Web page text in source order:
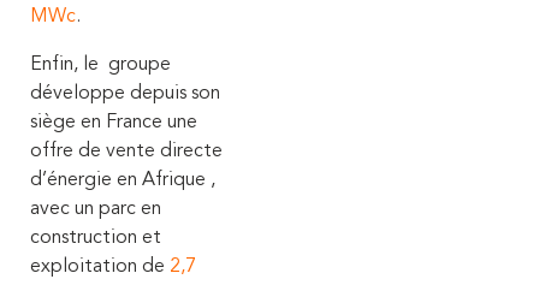
MWc.
Enfin, le groupe
développe depuis son
siège en France une
offre de vente directe
d’énergie en Afrique ,
avec un parc en
construction et
exploitation de 2,7